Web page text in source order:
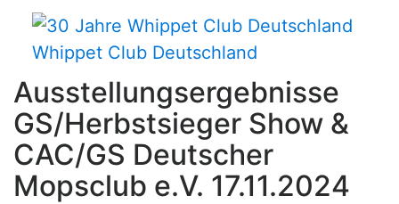
Whippet Club Deutschland
Ausstellungsergebnisse
GS/Herbstsieger Show &
CAC/GS Deutscher
Mopsclub e.V. 17.11.2024